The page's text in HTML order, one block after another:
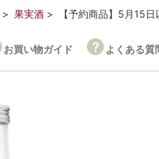
果実酒 【予約商品】5月15
お買い物ガイド よくある質